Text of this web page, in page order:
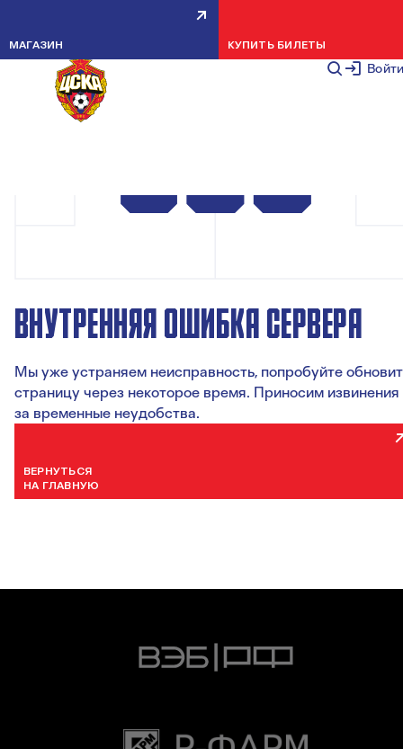
Войти
МАГАЗИН КУПИТЬ БИЛЕТЫ
ВНУТРЕННЯЯ ОШИБКА СЕРВЕРА
Мы уже устраняем неисправность, попробуйте
страницу через некоторое время. Приносим извинения
за временные неудобства.
ВЕРНУТЬСЯ
НА ГЛАВНУЮ